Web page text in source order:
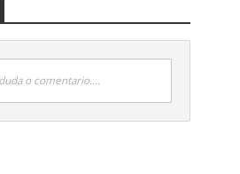
o comentario....